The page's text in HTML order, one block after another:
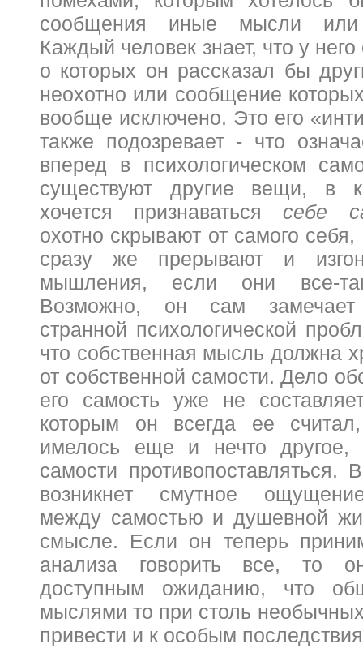
сообщения иные мысли или
Каждый человек знает, что у
о которых он рассказал бы
неохотно или сообщение
вообще исключено. Это его
также подозревает - что
вперед в психологическом
существуют другие вещи, в
хочется признаваться себе
охотно скрывают от самого
сразу же прерывают и
мышления, если они все-
Возможно, он сам
странной психологической
что собственная мысль должна
от собственной самости. Дело
его самость уже не
которым он всегда ее
имелось еще и нечто другое,
самости противопоставляться.
возникнет смутное
между самостью и душевной
смысле. Если он теперь
анализа говорить все, то
доступным ожиданию, что
мыслями то при столь
привести и к особым